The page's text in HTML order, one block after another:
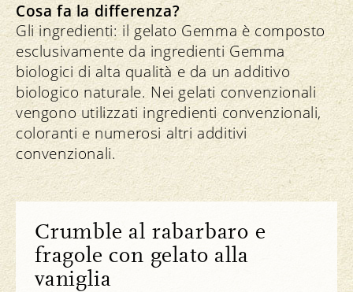
Cosa fa la differenza?
Gli ingredienti: il gelato Gemma è composto
esclusivamente da ingredienti Gemma
biologici di alta qualità e da un additivo
biologico naturale. Nei gelati convenzionali
vengono utilizzati ingredienti convenzionali,
coloranti e numerosi altri additivi
convenzionali.
Crumble al rabarbaro e
fragole con gelato alla
vaniglia